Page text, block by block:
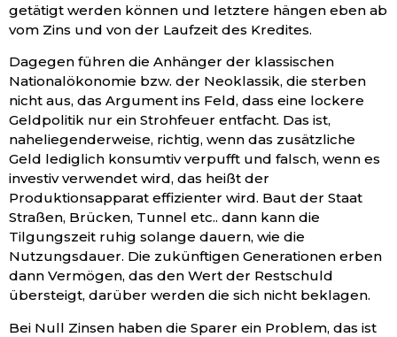
getätigt werden können und letztere hängen eben ab
vom Zins und von der Laufzeit des Kredites.
Dagegen führen die Anhänger der klassischen
Nationalökonomie bzw. der Neoklassik, die sterben
nicht aus, das Argument ins Feld, dass eine lockere
Geldpolitik nur ein Strohfeuer entfacht. Das ist,
naheliegenderweise, richtig, wenn das zusätzliche
Geld lediglich konsumtiv verpufft und falsch, wenn es
investiv verwendet wird, das heißt der
Produktionsapparat effizienter wird. Baut der Staat
Straßen, Brücken, Tunnel etc.. dann kann die
Tilgungszeit ruhig solange dauern, wie die
Nutzungsdauer. Die zukünftigen Generationen erben
dann Vermögen, das den Wert der Restschuld
übersteigt, darüber werden die sich nicht beklagen.
Bei Null Zinsen haben die Sparer ein Problem, das ist